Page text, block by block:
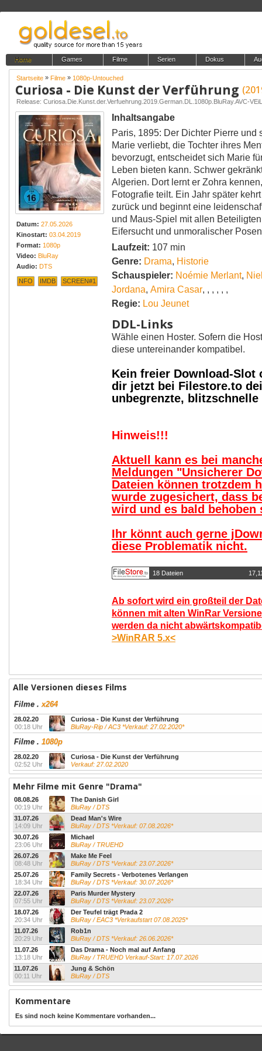
Home Games Filme Serien Dokus
Startseite » Filme » 1080p-Untouched
Curiosa - Die Kunst der Verführung
Release: Curiosa.Die.Kunst.der.Verfuehrung.2019.German.DL.1080p.BluRay.AVC-VEiL
Datum: 27.05.2026
Kinostart: 03.04.2019
Format: 1080p
Video: BluRay
Audio: DTS
NFO IMDB SCREEN#1
Inhaltsangabe
Paris, 1895: Der Dichter Pierre
Marie verliebt, die Tochter ihres
bevorzugt, entscheidet sich Marie
Leben bieten kann. Schwer
Algerien. Dort lernt er Zohra
Fotografie teilt. Ein Jahr später
zurück und beginnt eine
und Maus-Spiel mit allen
Eifersucht und unmoralischer
Laufzeit: 107 min
Genre: Drama, Historie
Schauspieler: Noémie Merlant,
Jordana, Amira Casar, , , , , ,
Regie: Lou Jeunet
DDL-Links
Wähle einen Hoster. Sofern die
diese untereinander kompatibel.
Kein freier Download-Slot
dir jetzt bei Filestore.to
unbegrenzte,
Hinweis!!!
Aktuell kann es bei
Meldungen "Unsicherer
Dateien können trotzdem
wurde zugesichert, dass
wird und es bald behoben
Ihr könnt auch gerne
diese Problematik nicht.
18 Dateien
Ab sofort wird ein großteil der
können mit alten WinRar
werden da nicht
>WinRAR 5.x<
Alle Versionen dieses Films
Filme .x264
28.02.20
00:18 Uhr
Curiosa - Die Kunst der Verführung
BluRay-Rip / AC3 *Verkauf: 27.02.2020*
Filme . 1080p
28.02.20
02:52 Uhr
Curiosa - Die Kunst der Verführung
Verkauf: 27.02.2020
Mehr Filme mit Genre "Drama"
08.08.26
00:19 Uhr
The Danish Girl
BluRay / DTS
31.07.26
14:09 Uhr
Dead Man's Wire
BluRay / DTS *Verkauf: 07.08.2026*
30.07.26
23:06 Uhr
Michael
BluRay / TRUEHD
26.07.26
08:48 Uhr
Make Me Feel
BluRay / DTS *Verkauf: 23.07.2026*
25.07.26
18:34 Uhr
Family Secrets - Verbotenes Verlangen
BluRay / DTS *Verkauf: 30.07.2026*
22.07.26
07:55 Uhr
Paris Murder Mystery
BluRay / DTS *Verkauf: 23.07.2026*
18.07.26
20:34 Uhr
Der Teufel trägt Prada 2
BluRay / EAC3 *Verkaufstart 07.08.2025*
11.07.26
20:29 Uhr
Rob1n
BluRay / DTS *Verkauf: 26.06.2026*
11.07.26
13:18 Uhr
Das Drama - Noch mal auf Anfang
BluRay / TRUEHD Verkauf-Start: 17.07.2026
11.07.26
00:11 Uhr
Jung & Schön
BluRay / DTS
Kommentare
Es sind noch keine Kommentare vorhanden...